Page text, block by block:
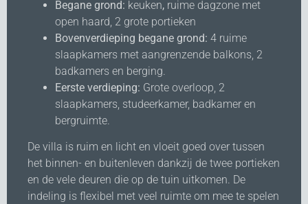
Begane grond: keuken, ruime dagzone met
open haard, 2 grote portieken
Bovenverdieping begane grond: 4 ruime
slaapkamers met aangrenzende balkons, 2
badkamers en berging.
Eerste verdieping: Grote overloop, 2
slaapkamers, studeerkamer, badkamer en
bergruimte.
De villa is ruim en licht en vloeit goed over tussen
het binnen- en buitenleven dankzij de twee portieken
en de vele deuren die op de tuin uitkomen. De
indeling is flexibel met veel ruimte om mee te spelen